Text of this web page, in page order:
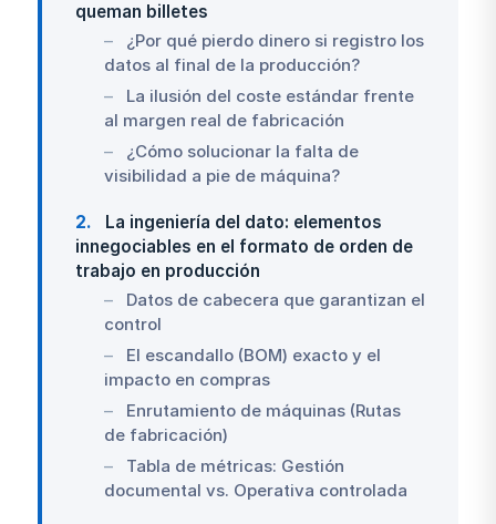
queman billetes
¿Por qué pierdo dinero si registro los
datos al final de la producción?
La ilusión del coste estándar frente
al margen real de fabricación
¿Cómo solucionar la falta de
visibilidad a pie de máquina?
2
La ingeniería del dato: elementos
innegociables en el formato de orden de
trabajo en producción
Datos de cabecera que garantizan el
control
El escandallo (BOM) exacto y el
impacto en compras
Enrutamiento de máquinas (Rutas
de fabricación)
Tabla de métricas: Gestión
documental vs. Operativa controlada